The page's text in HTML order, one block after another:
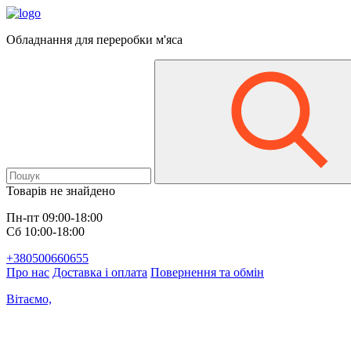
Обладнання для переробки м'яса
Товарів не знайдено
Пн-пт 09:00-18:00
Сб 10:00-18:00
+380500660655
Про нас Доставка і оплата Повернення та обмін
Вітаємо,